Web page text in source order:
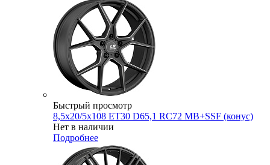
Быстрый просмотр
8,5x20/5x108 ET30 D65,1 RC72 MB+SSF (конус)
Нет в наличии
Подробнее